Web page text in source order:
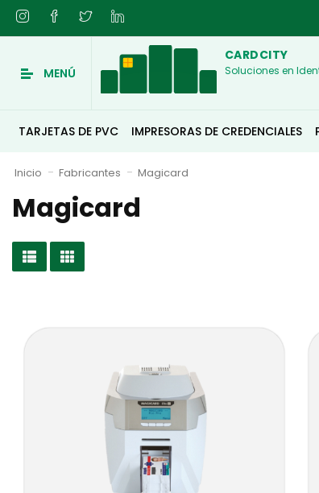
MENÚ
CARDCITY
Soluciones en
TARJETAS DE PVC IMPRESORAS DE CREDENCIALES
Inicio Fabricantes Magicard
Magicard